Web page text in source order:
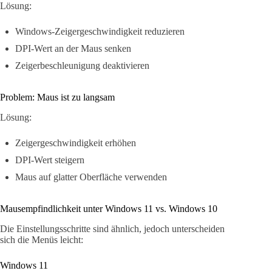
Lösung:
Windows-Zeigergeschwindigkeit reduzieren
DPI-Wert an der Maus senken
Zeigerbeschleunigung deaktivieren
Problem: Maus ist zu langsam
Lösung:
Zeigergeschwindigkeit erhöhen
DPI-Wert steigern
Maus auf glatter Oberfläche verwenden
Mausempfindlichkeit unter Windows 11 vs. Windows 10
Die Einstellungsschritte sind ähnlich, jedoch unterscheiden
sich die Menüs leicht:
Windows 11